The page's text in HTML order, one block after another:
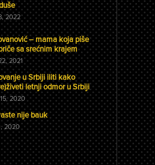
2022
– mama koja piše
sa srećnim krajem
2021
u Srbiji iliti kako
letnji odmor u Srbiji
2020
nije bauk
2020